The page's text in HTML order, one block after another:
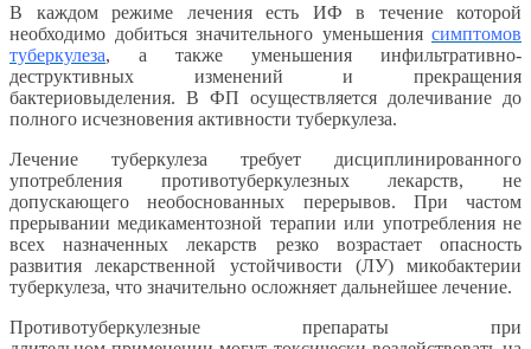
В каждом режиме лечения есть ИФ в течение которой
необходимо добиться значительного уменьшения симптомов
туберкулеза, а также уменьшения инфильтративно-
деструктивных изменений и прекращения
бактериовыделения. В ФП осуществляется долечивание до
полного исчезновения активности туберкулеза.
Лечение туберкулеза требует дисциплинированного
употребления противотуберкулезных лекарств, не
допускающего необоснованных перерывов. При частом
прерывании медикаментозной терапии или употребления не
всех назначенных лекарств резко возрастает опасность
развития лекарственной устойчивости (ЛУ) микобактерии
туберкулеза, что значительно осложняет дальнейшее лечение.
Противотуберкулезные препараты при